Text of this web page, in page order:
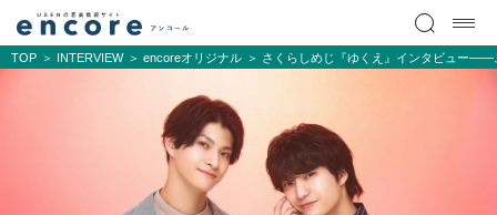
TOP INTERVIEW encoreオリジナル さくらしめじ『ゆくえ』インタビュー――